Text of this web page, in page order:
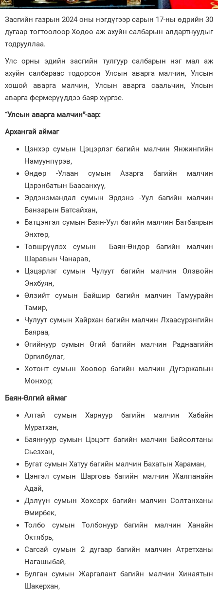
Зурхай
Засгийн газрын 2024 оны нэгдүгээр сарын 17-ны өдрийн 30
дугаар тогтоолоор Хөдөө аж ахуйн салбарын алдартнуудыг
тодрууллаа.
Улс орны эдийн засгийн тулгуур салбарын нэг мал аж
ахуйн салбараас тодорсон Улсын аварга малчин, Улсын
хошой аварга малчин, Улсын аварга саальчин, Улсын
аварга фермерүүддээ баяр хүргэе.
“Улсын аварга малчин”-аар:
Архангай аймаг
Цэнхэр сумын Цэцэрлэг багийн малчин Янжингийн
Намуунпүрэв,
Өндөр -Улаан сумын Азарга багийн малчин
Цэрэнбатын Баасанхүү,
Эрдэнэмандал сумын Эрдэнэ -Уул багийн малчин
Банзарын Батсайхан,
Батцэнгэл сумын Баян-Уул багийн малчин Батбаярын
Энхтөр,
Төвшрүүлэх сумын Баян-Өндөр багийн малчин
Шаравын Чанарав,
Цэцэрлэг сумын Чулуут багийн малчин Олзвойн
Энхбуян,
Өлзийт сумын Байшир багийн малчин Тамуурайн
Тамир,
Чулуут сумын Хайрхан багийн малчин Лхаасүрэнгийн
Баяраа,
Өгийнуур сумын Өгий багийн малчин Раднаагийн
Оргилбулаг,
Хотонт сумын Хөөвөр багийн малчин Дүгэржавын
Монхор;
Баян-Өлгий аймаг
Алтай сумын Харнуур багийн малчин Хабайн
Муратхан,
Баяннуур сумын Цэцэгт багийн малчин Байсолтаны
Сьезхан,
Бугат сумын Хатуу багийн малчин Бахатын Хараман,
Цэнгэл сумын Шарговь багийн малчин Жалпанайн
Адай,
Дэлүүн сумын Хөхсэрх багийн малчин Солтанханы
Өмирбек,
Толбо сумын Толбонуур багийн малчин Ханайн
Октябрь,
Сагсай сумын 2 дугаар багийн малчин Атретханы
Нагашыбай,
Булган сумын Жаргалант багийн малчин Хинаятын
Шакерхан,